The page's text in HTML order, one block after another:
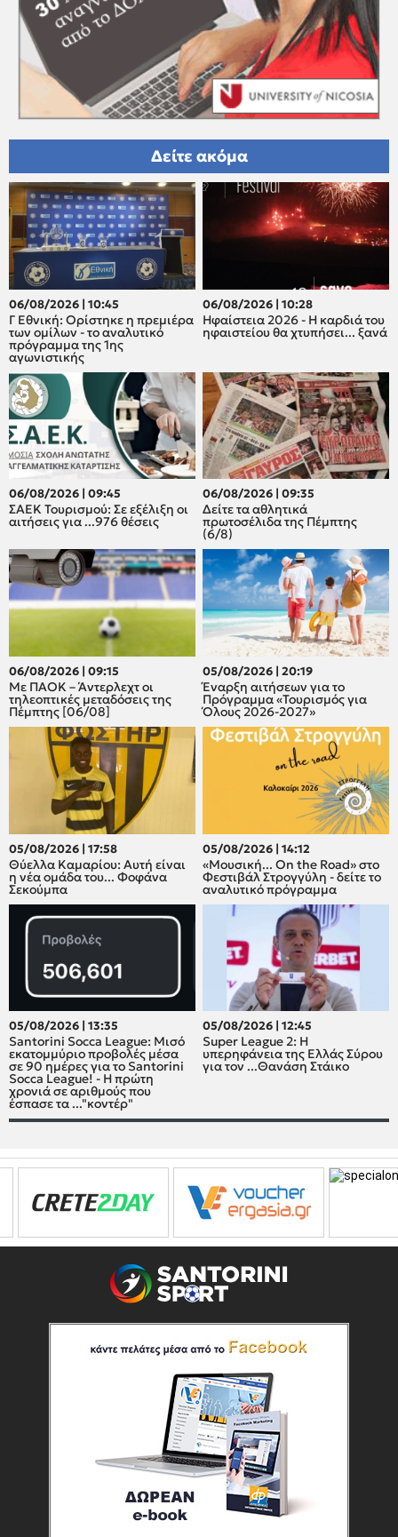
Δείτε ακόμα
06/08/2026 | 10:45
Γ Εθνική: Ορίστηκε η πρεμιέρα
των ομίλων - το αναλυτικό
πρόγραμμα της 1ης
αγωνιστικής
06/08/2026 | 10:28
Ηφαίστεια 2026 - Η καρδιά του
ηφαιστείου θα χτυπήσει... ξανά
06/08/2026 | 09:45
ΣΑΕΚ Τουρισμού: Σε εξέλιξη οι
αιτήσεις για ...976 θέσεις
06/08/2026 | 09:35
Δείτε τα αθλητικά
πρωτοσέλιδα της Πέμπτης
(6/8)
06/08/2026 | 09:15
Με ΠΑΟΚ – Άντερλεχτ οι
τηλεοπτικές μεταδόσεις της
Πέμπτης [06/08]
05/08/2026 | 20:19
Έναρξη αιτήσεων για το
Πρόγραμμα «Τουρισμός για
Όλους 2026-2027»
05/08/2026 | 17:58
Θύελλα Καμαρίου: Αυτή είναι
η νέα ομάδα του... Φοφάνα
Σεκούμπα
05/08/2026 | 14:12
«Μουσική... On the Road» στο
Φεστιβάλ Στρογγύλη - δείτε το
αναλυτικό πρόγραμμα
05/08/2026 | 13:35
Santorini Socca League: Μισό
εκατομμύριο προβολές μέσα
σε 90 ημέρες για το Santorini
Socca League! - Η πρώτη
χρονιά σε αριθμούς που
έσπασε τα ..."κοντέρ"
05/08/2026 | 12:45
Super League 2: H
υπερηφάνεια της Ελλάς Σύρου
για τον ...Θανάση Στάικο